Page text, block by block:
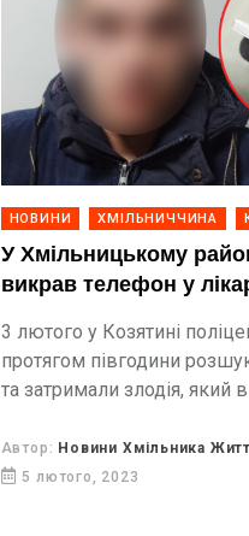
НОВИНИ ХМІЛЬНИЧЧИНА
У Хмільницькому
викрав телефон у
3 лютого у Козятині
протягом півгодини
та затримали злодія, який
Автор: Новини Хмільника
5 лютого, 2023